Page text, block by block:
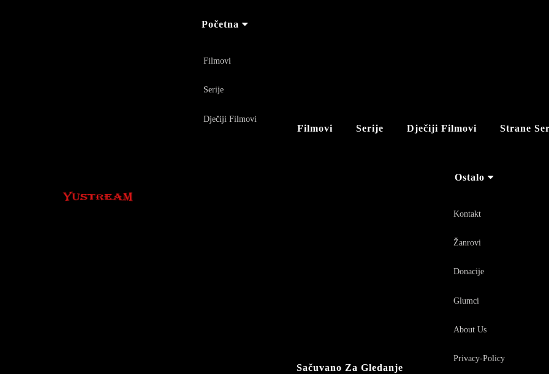
Početna
Filmovi
Serije
Dječiji Filmovi
Filmovi Serije Dječiji Filmovi Strane
Sačuvano Za Gledanje
Ostalo
Kontakt
Žanrovi
Donacije
Glumci
About Us
Privacy-Policy